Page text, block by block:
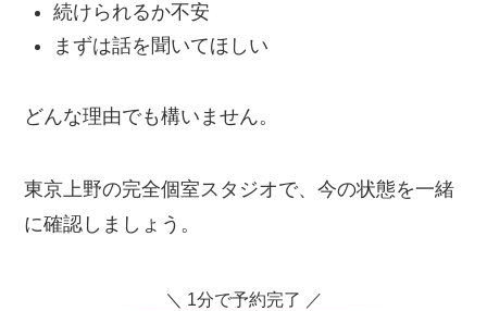
続けられるか不安
まずは話を聞いてほしい
どんな理由でも構いません。
東京上野の完全個室スタジオで、今の状態を一緒
に確認しましょう。
＼ 1分で予約完了 ／